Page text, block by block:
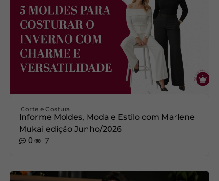
Corte e Costura
Informe Moldes, Moda e Estilo com Marlene
Mukai edição Junho/2026
0
7